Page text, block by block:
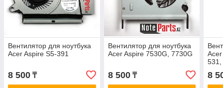
Вентилятор для ноутбука
Acer Aspire S5-391
8 500 ₸
Вентилятор для ноутбука
Acer Aspire 7530G, 7730G
8 500₸ 8